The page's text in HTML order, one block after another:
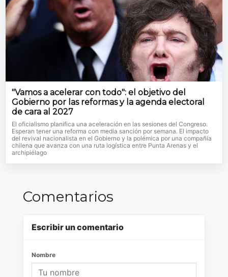
"Vamos a acelerar con todo": el objetivo del
Gobierno por las reformas y la agenda electoral
de cara al 2027
El oficialismo planifica una aceleración en las sesiones del Congreso.
Esperan tener una reforma con media sanción por semana. El impacto
del revival nacionalista en el Gobierno y la polémica por una compañía
chilena que avanza con una ruta logística entre Punta Arenas y el
archipiélago
Comentarios
Escribir un comentario
Nombre